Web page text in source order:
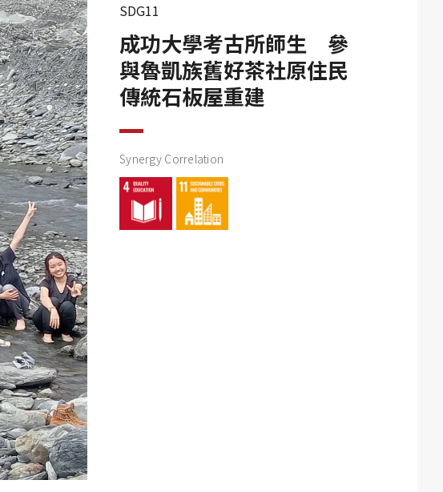
SDG11
成功大學考古所師生 參
與魯凱族舊好茶社原住民
傳統石板屋重建
Synergy Correlation